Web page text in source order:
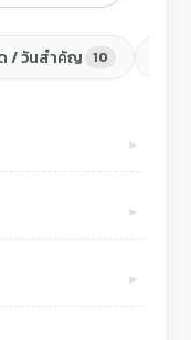
/ วันสำคัญ 10
►
►
►